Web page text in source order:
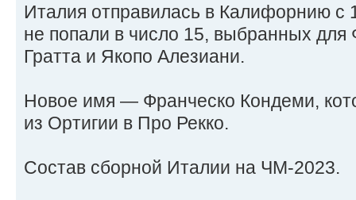
Италия отправилась в Калифорнию с
не попали в число 15, выбранных для
Гратта и Якопо Алезиани.
Новое имя — Франческо Кондеми,
из Ортигии в Про Рекко.
Состав сборной Италии на ЧМ-2023.